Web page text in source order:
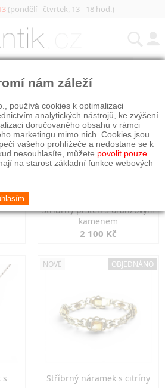
(pondělí - čtvrtek, 13 - 18 hod.)
Stříbrný prsten s oranžovým
kamenem
2 100 Kč
s
NOVÉ OBJEDNÁNO
Stříbrný náramek s citríny
nám záleží
používá cookies k optimalizaci
analytických nástrojů, ke zvýšení
doručovaného obsahu v rámci
marketingu mimo nich. Cookies jsou
vašeho prohlížeče a nedostane se k
nesouhlasíte, můžete povolit pouze
na starost základní funkce webových